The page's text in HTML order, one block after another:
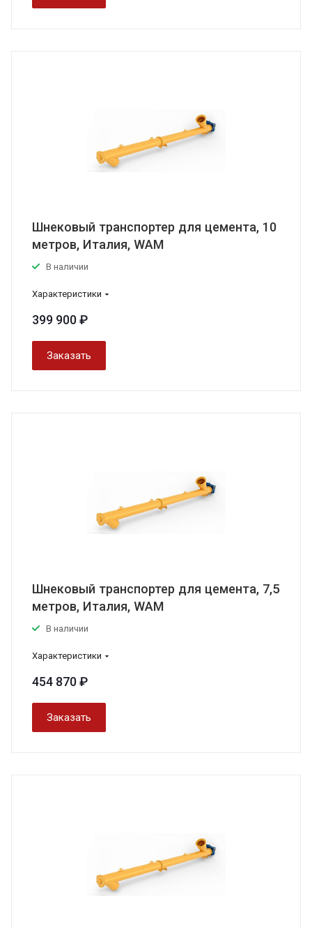
Шнековый транспортер для цемента, 10
метров, Италия, WAM
В наличии
Характеристики
399 900 ₽
Заказать
Шнековый транспортер для цемента, 7,5
метров, Италия, WAM
В наличии
Характеристики
454 870 ₽
Заказать